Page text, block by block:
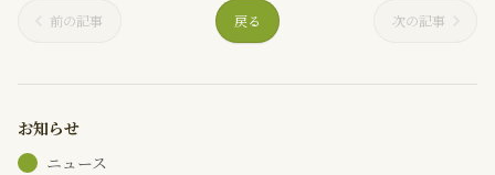
前の記事 戻る 次の記事
お知らせ
ニュース